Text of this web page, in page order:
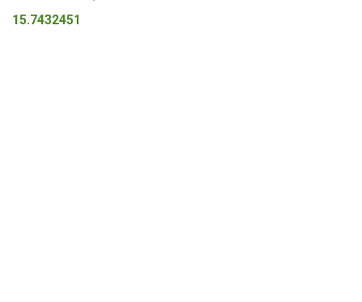
15.7432451